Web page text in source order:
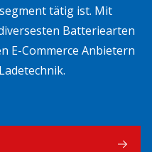
tätig ist. Mit
Batteriearten
E-Commerce Anbietern